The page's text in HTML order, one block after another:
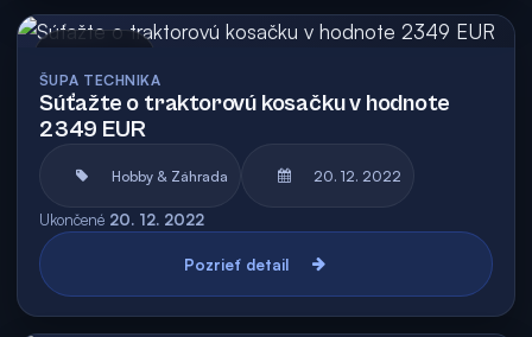
ŠUPA TECHNIKA
Súťažte o traktorovú kosačku v hodnote
2349 EUR
Hobby & Záhrada 20. 12. 2022
Ukončené 20. 12. 2022
Pozrieť detail